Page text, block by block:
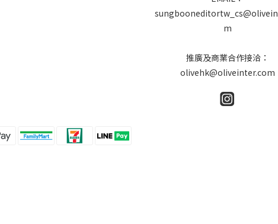
m
推廣及商業合作接洽：
olivehk@oliveinter.com